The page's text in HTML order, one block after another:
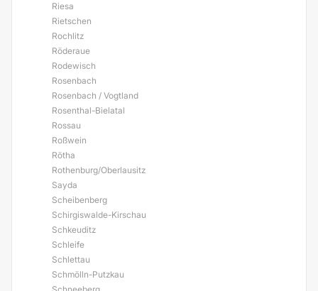
Riesa
Rietschen
Rochlitz
Röderaue
Rodewisch
Rosenbach
Rosenbach / Vogtland
Rosenthal-Bielatal
Rossau
Roßwein
Rötha
Rothenburg/Oberlausitz
Sayda
Scheibenberg
Schirgiswalde-Kirschau
Schkeuditz
Schleife
Schlettau
Schmölln-Putzkau